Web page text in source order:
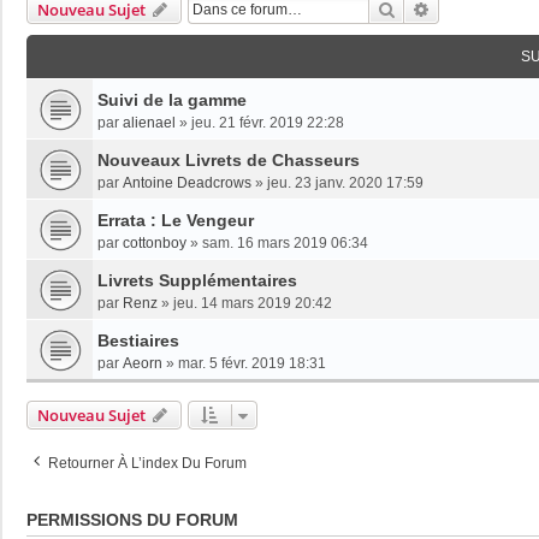
Nouveau Sujet Rechercher
Suivi de la gamme
par alienael » jeu. 21 févr. 2019 22:28
Nouveaux Livrets de Chasseurs
par Antoine Deadcrows » jeu. 23 janv. 2020 17:59
Errata : Le Vengeur
par cottonboy » sam. 16 mars 2019 06:34
Livrets Supplémentaires
par Renz » jeu. 14 mars 2019 20:42
Bestiaires
par Aeorn » mar. 5 févr. 2019 18:31
Nouveau Sujet
Retourner À L’index Du Forum
PERMISSIONS DU FORUM